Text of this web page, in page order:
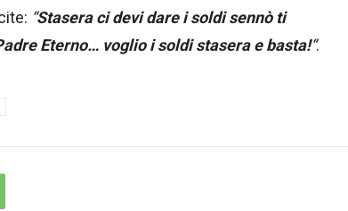
“Stasera ci devi dare i soldi sennò ti
Eterno… voglio i soldi stasera e basta!“.